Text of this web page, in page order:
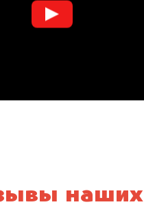
наших